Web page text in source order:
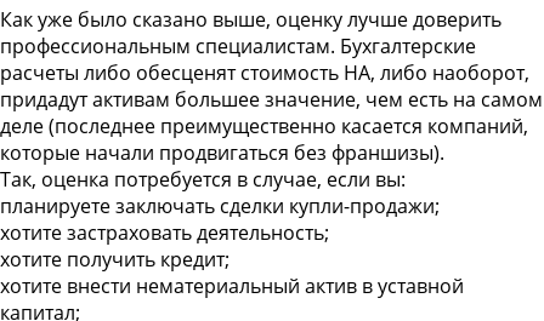
Как уже было сказано выше, оценку лучше доверить
профессиональным специалистам. Бухгалтерские
расчеты либо обесценят стоимость НА, либо наоборот,
придадут активам большее значение, чем есть на самом
деле (последнее преимущественно касается компаний,
которые начали продвигаться без франшизы).
Так, оценка потребуется в случае, если вы:
планируете заключать сделки купли-продажи;
хотите застраховать деятельность;
хотите получить кредит;
хотите внести нематериальный актив в уставной
капитал;